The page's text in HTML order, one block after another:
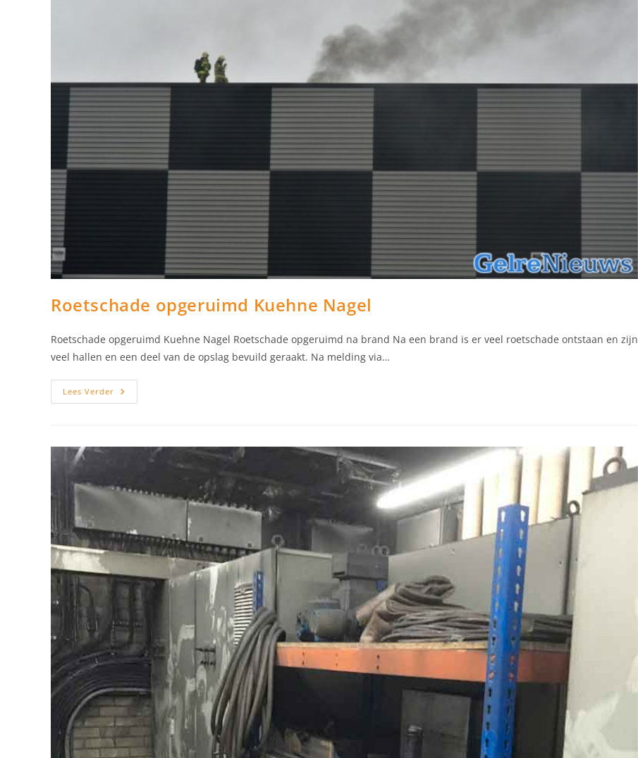
Roetschade opgeruimd Kuehne Nagel
Roetschade opgeruimd Kuehne Nagel Roetschade opgeruimd na brand Na een brand is er veel roetschade ontstaan en zijn
veel hallen en een deel van de opslag bevuild geraakt. Na melding via…
Lees Verder Roetschade
Opgeruimd